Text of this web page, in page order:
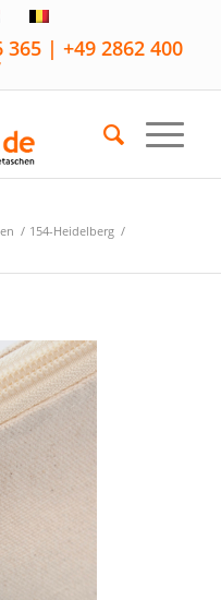
365 | +49 2862 400
/ 154-Heidelberg /